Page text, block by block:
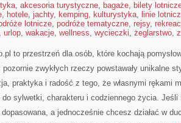
, akcesoria turystyczne, bagaże, bilety
, hotele, jachty, kemping, kulturystyka, linie
lotnicze, podróże tematyczne, rejsy,
, urlop, wakacje, wellness, wycieczki, żeglarstwo,
to przestrzeń dla osób, które kochają
zwykłych rzeczy powstawały unikalne
praktyka i radość z tego, że własnymi rękami
do sylwetki, charakteru i codziennego życia.
dopasowana, a jednocześnie chcesz działać w